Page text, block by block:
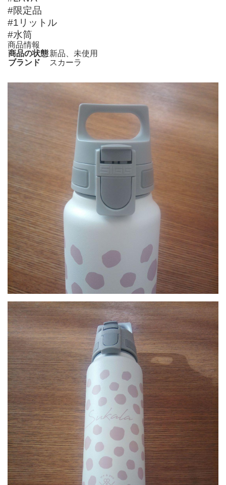
#限定品
#1リットル
#水筒
商品情報
商品の状態新品、未使用
ブランド
スカーラ